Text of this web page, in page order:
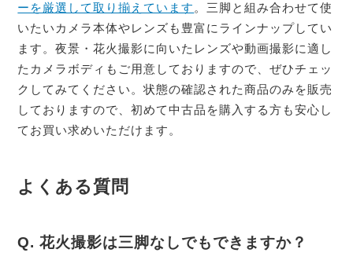
ーを厳選して取り揃えています 。三脚と組み合わせて使
いたいカメラ本体やレンズも豊富にラインナップしてい
ます。夜景・花火撮影に向いたレンズや動画撮影に適し
たカメラボディもご用意しておりますので、ぜひチェッ
クしてみてください。状態の確認された商品のみを販売
しておりますので、初めて中古品を購入する方も安心し
てお買い求めいただけます。
よくある質問
Q. 花火撮影は三脚なしでもできますか？